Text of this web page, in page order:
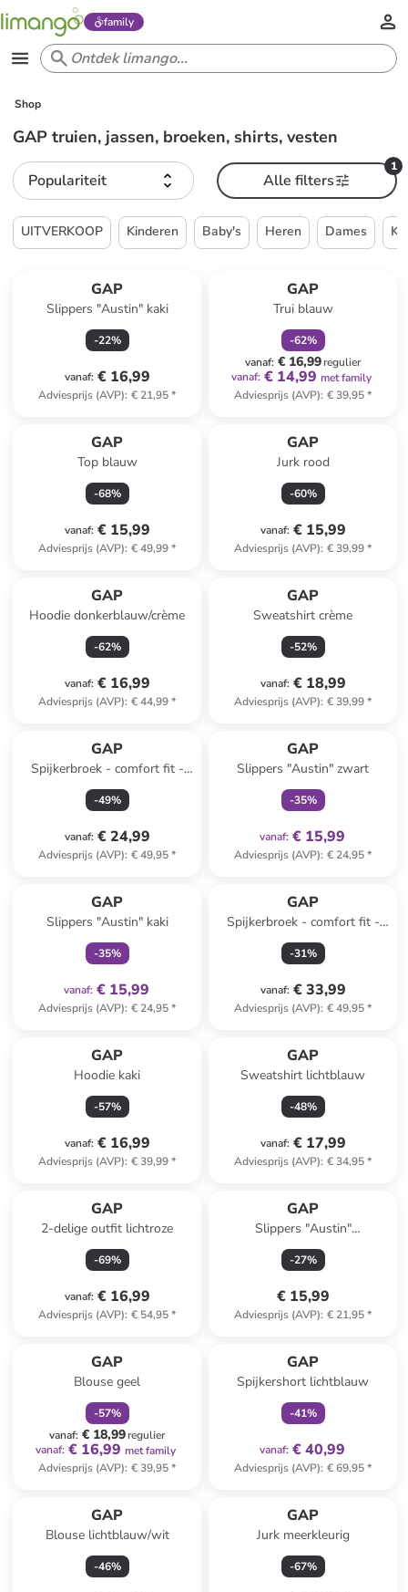
family
Shop
GAP truien, jassen, broeken, shirts, vesten
Populariteit
1
Alle filters
UITVERKOOP Kinderen Baby's Heren Dames
GAP
Slippers "Austin" kaki
-22%
vanaf: € 16,99
Adviesprijs (AVP): € 21,95*
GAP
Trui blauw
-62%
vanaf: € 16,99regulier
vanaf: € 14,99 met family
Adviesprijs (AVP): € 39,95*
GAP
Top blauw
-68%
vanaf: € 15,99
Adviesprijs (AVP): € 49,99*
GAP
Jurk rood
-60%
vanaf: € 15,99
Adviesprijs (AVP): € 39,99*
GAP
Hoodie donkerblauw/crème
-62%
vanaf: € 16,99
Adviesprijs (AVP): € 44,99*
GAP
Sweatshirt crème
-52%
vanaf: € 18,99
Adviesprijs (AVP): € 39,99*
GAP
Spijkerbroek - comfort fit -
donkerblauw
-49%
vanaf: € 24,99
Adviesprijs (AVP): € 49,95*
GAP
Slippers "Austin" zwart
-35%
vanaf: € 15,99
Adviesprijs (AVP): € 24,95*
GAP
Slippers "Austin" kaki
-35%
vanaf: € 15,99
Adviesprijs (AVP): € 24,95*
GAP
Spijkerbroek - comfort fit -
blauw
-31%
vanaf: € 33,99
Adviesprijs (AVP): € 49,95*
GAP
Hoodie kaki
-57%
vanaf: € 16,99
Adviesprijs (AVP): € 39,99*
GAP
Sweatshirt lichtblauw
-48%
vanaf: € 17,99
Adviesprijs (AVP): € 34,95*
GAP
2-delige outfit lichtroze
-69%
vanaf: € 16,99
Adviesprijs (AVP): € 54,95*
GAP
Slippers "Austin"
donkerblauw
-27%
€ 15,99
Adviesprijs (AVP): € 21,95*
GAP
Blouse geel
-57%
vanaf: € 18,99regulier
vanaf: € 16,99 met family
Adviesprijs (AVP): € 39,95*
GAP
Spijkershort lichtblauw
-41%
vanaf: € 40,99
Adviesprijs (AVP): € 69,95*
GAP
Blouse lichtblauw/wit
-46%
GAP
Jurk meerkleurig
-67%